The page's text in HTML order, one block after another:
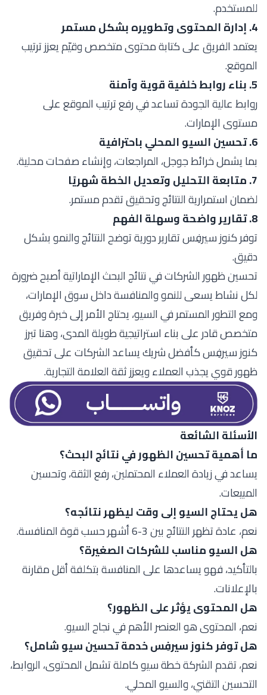
للمستخدم.
4. إدارة المحتوى وتطويره بشكل مستمر
يعتمد الفريق على كتابة محتوى متخصص وقيّم يعزز ترتيب
الموقع.
5. بناء روابط خلفية قوية وآمنة
روابط عالية الجودة تساعد في رفع ترتيب الموقع على
مستوى الإمارات.
6. تحسين السيو المحلي باحترافية
بما يشمل خرائط جوجل، المراجعات، وإنشاء صفحات محلية.
7. متابعة التحليل وتعديل الخطة شهريًا
لضمان استمرارية النتائج وتحقيق تقدم مستمر.
8. تقارير واضحة وسهلة الفهم
توفر كنوز سيرفِس تقارير دورية توضح النتائج والنمو بشكل
دقيق.
تحسين ظهور الشركات في نتائج البحث الإماراتية أصبح ضرورة
لكل نشاط يسعى للنمو والمنافسة داخل سوق الإمارات،
ومع التطور المستمر في السيو، يحتاج الأمر إلى خبرة وفريق
متخصص قادر على بناء استراتيجية طويلة المدى، وهنا تبرز
كنوز سيرفِس كأفضل شريك يساعد الشركات على تحقيق
ظهور قوي يجذب العملاء ويعزز ثقة العلامة التجارية.
الأسئلة الشائعة
ما أهمية تحسين الظهور في نتائج البحث؟
يساعد في زيادة العملاء المحتملين، رفع الثقة، وتحسين
المبيعات.
هل يحتاج السيو إلى وقت ليظهر نتائجه؟
نعم، عادة تظهر النتائج بين 3-6 أشهر حسب قوة المنافسة.
هل السيو مناسب للشركات الصغيرة؟
بالتأكيد، فهو يساعدها على المنافسة بتكلفة أقل مقارنة
بالإعلانات.
هل المحتوى يؤثر على الظهور؟
نعم، المحتوى هو العنصر الأهم في نجاح السيو.
هل توفر كنوز سيرفِس خدمة تحسين سيو شامل؟
نعم، تقدم الشركة خطة سيو كاملة تشمل المحتوى، الروابط،
التحسين التقني، والسيو المحلي.